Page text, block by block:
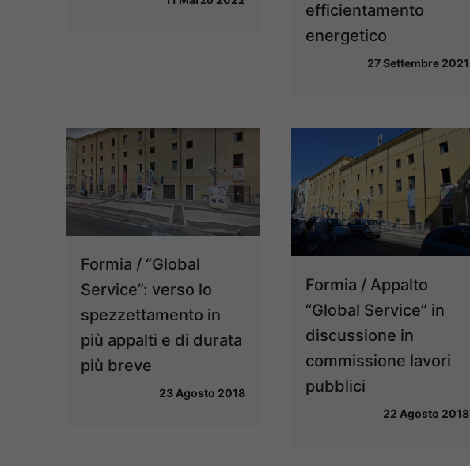
efficientamento
energetico
27 Settembre 2021
Formia / “Global
Service”: verso lo
spezzettamento in
più appalti e di durata
più breve
23 Agosto 2018
Formia / Appalto
“Global Service” in
discussione in
commissione lavori
pubblici
22 Agosto 2018